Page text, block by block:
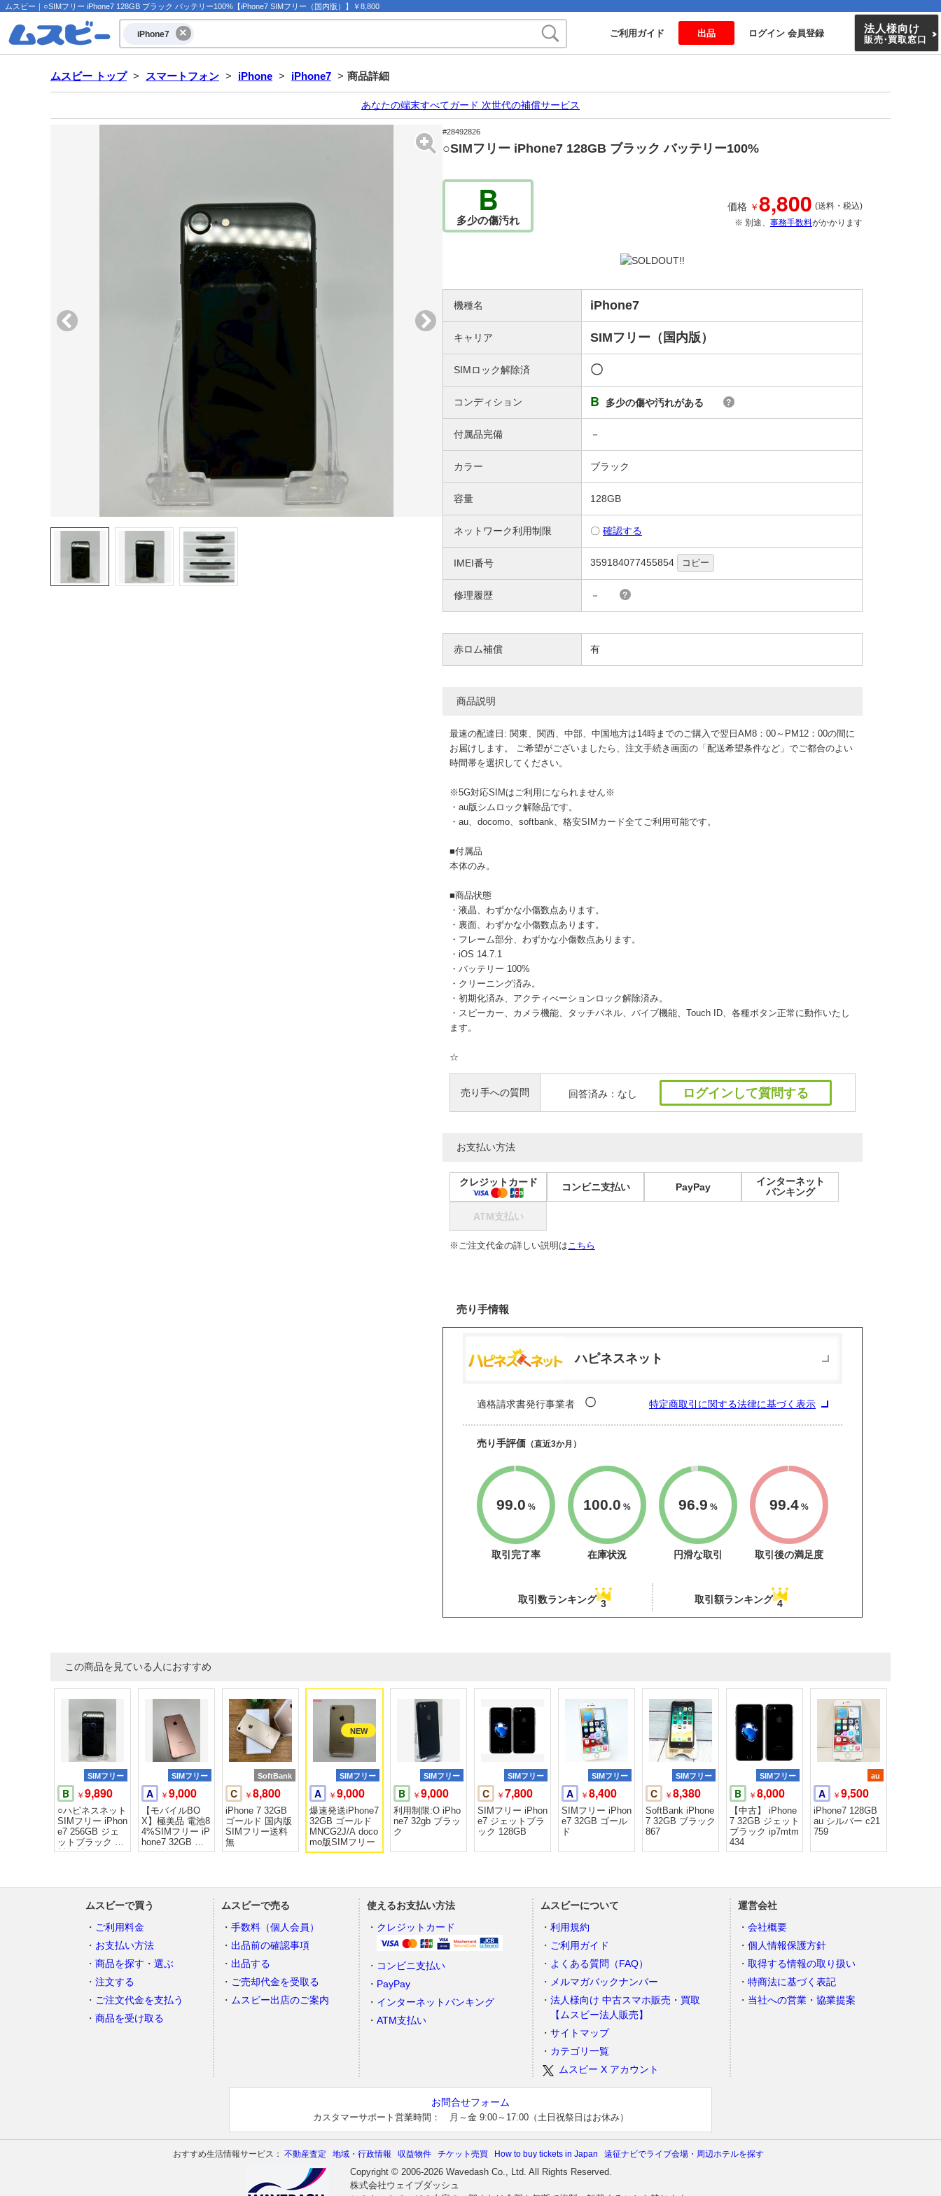
ムスビー｜○SIMフリー iPhone7 128GB ブラック バッテリー100%【iPhone7 SIMフリー（国内版）】￥8,800
iPhone7 ご利用ガイド 出品 ログイン 会員登録 法人様向け
販売・買取窓口
ムスビー トップ > スマートフォン > iPhone > iPhone7 > 商品詳細
あなたの端末すべてガード 次世代の補償サービス
#28492826
○SIMフリー iPhone7 128GB ブラック バッテリー100%
B
多少の傷汚れ
価格 ￥8,800 (送料・税込)
※ 別途、 事務手数料がかかります
機種名 iPhone7
キャリア SIMフリー（国内版）
SIMロック解除済 〇
コンディション B 多少の傷や汚れがある ?
付属品完備 －
カラー ブラック
容量 128GB
ネットワーク利用制限 〇 確認する
IMEI番号 359184077455854 コピー
修理履歴 － ?
赤ロム補償 有
商品説明
最速の配達日: 関東、関西、中部、中国地方は14時までのご購入で翌日AM8：00～PM12：00の間に
お届けします。 ご希望がございましたら、注文手続き画面の「配送希望条件など」でご都合のよい
時間帯を選択してください。
※5G対応SIMはご利用になられません※
・au版シムロック解除品です。
・au、docomo、softbank、格安SIMカード全てご利用可能です。
■付属品
本体のみ。
■商品状態
・液晶、わずかな小傷数点あります。
・裏面、わずかな小傷数点あります。
・フレーム部分、わずかな小傷数点あります。
・iOS 14.7.1
・バッテリー 100%
・クリーニング済み。
・初期化済み、アクティべーションロック解除済み。
・スピーカー、カメラ機能、タッチパネル、バイブ機能、Touch ID、各種ボタン正常に動作いたし
ます。
☆
売り手への質問 回答済み：なし ログインして質問する
お支払い方法
クレジットカード コンビニ支払い PayPay
インターネット
バンキング
ATM支払い
※ご注文代金の詳しい説明はこちら
売り手情報
ハピネスネット
適格請求書発行事業者 〇 特定商取引に関する法律に基づく表示
売り手評価 （直近3か月）
99.0 %
取引完了率
100.0 %
在庫状況
96.9 %
円滑な取引
99.4 %
取引後の満足度
取引数ランキング 3 取引額ランキング 4
この商品を見ている人におすすめ
SIMフリー
B ￥9,890
○ハピネスネット
SIMフリー iPhon
e7 256GB ジェ
ットブラック 送
料無料
SIMフリー
A ￥9,000
【モバイルBO
X】極美品 電池8
4%SIMフリー iP
hone7 32GB ロ
ーズゴールド
SoftBank
C ￥8,800
iPhone 7 32GB
ゴールド 国内版
SIMフリー送料
無
SIMフリー
A ￥9,000
爆速発送iPhone7
32GB ゴールド
MNCG2J/A doco
mo版SIMフリー
SIMフリー
B ￥9,000
利用制限:O iPho
ne7 32gb ブラッ
ク
SIMフリー
C ￥7,800
SIMフリー iPhon
e7 ジェットブラ
ック 128GB
SIMフリー
A ￥8,400
SIMフリー iPhon
e7 32GB ゴール
ド
SIMフリー
C ￥8,380
SoftBank iPhone
7 32GB ブラック
867
SIMフリー
B ￥8,000
【中古】 iPhone
7 32GB ジェット
ブラック ip7mtm
434
au
A ￥9,500
iPhone7 128GB
au シルバー c21
759
ムスビーで買う
ご利用料金
お支払い方法
商品を探す・選ぶ
注文する
ご注文代金を支払う
商品を受け取る
ムスビーで売る
手数料（個人会員）
出品前の確認事項
出品する
ご売却代金を受取る
ムスビー出店のご案内
使えるお支払い方法
クレジットカード
コンビニ支払い
PayPay
インターネットバンキング
ATM支払い
ムスビーについて
利用規約
ご利用ガイド
よくある質問（FAQ）
メルマガバックナンバー
法人様向け 中古スマホ販売・買取
【ムスビー法人販売】
サイトマップ
カテゴリ一覧
ムスビー X アカウント
運営会社
会社概要
個人情報保護方針
取得する情報の取り扱い
特商法に基づく表記
当社への営業・協業提案
お問合せフォーム
カスタマーサポート営業時間： 月～金 9:00～17:00（土日祝祭日はお休み）
おすすめ生活情報サービス： 不動産査定 地域・行政情報 収益物件 チケット売買 How to buy tickets in Japan 遠征ナビでライブ会場・周辺ホテルを探す
Copyright © 2006-2026 Wavedash Co., Ltd. All Rights Reserved.
株式会社ウェイブダッシュ